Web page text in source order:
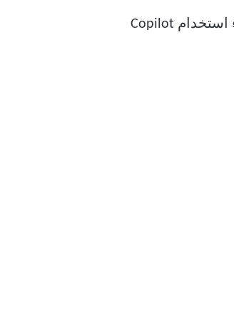
العوائق. بالإضافة إلى ذلك، يتطلب الأمر اتصالاً نشطًا بالإنترنت للعثور على الإجابات من الويب. إليك كيفية بدء استخدام Copilot